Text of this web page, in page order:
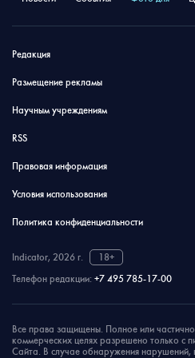
Редакция
Размещение рекламы
Научным учреждениям
RSS
Правовая информация
Условия использования
Политика конфиденциальности
Indicator, 2026 г.
18+
Телефон редакции: +7 495 785-17-00
Все права защищены. Полное или
коммерческих целях разрешено только с
Сайта. В случае обнаружения нарушений,